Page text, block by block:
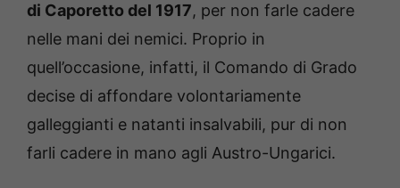
di Caporetto del 1917, per non farle cadere
nelle mani dei nemici. Proprio in
quell’occasione, infatti, il Comando di Grado
decise di affondare volontariamente
galleggianti e natanti insalvabili, pur di non
farli cadere in mano agli Austro-Ungarici.